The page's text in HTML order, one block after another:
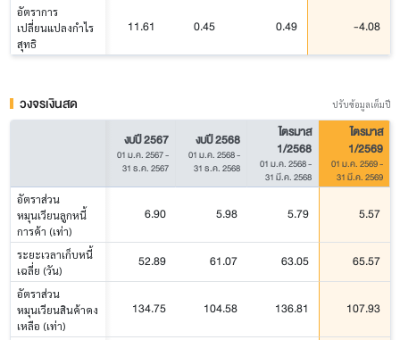
อัตราการ
เปลี่ยนแปลงกำไร
สุทธิ
11.61 0.45 0.49 -4.08
วงจรเงินสด ปรับข้อมูลเต็มปี
งบปี 2567
01 ม.ค. 2567-
31 ธ.ค. 2567
งบปี 2568
01 ม.ค. 2568-
31 ธ.ค. 2568
ไตรมาส
1/2568
01 ม.ค. 2568-
31 มี.ค. 2568
ไตรมาส
1/2569
01 ม.ค. 2569-
31 มี.ค. 2569
อัตราส่วน
หมุนเวียนลูกหนี้
การค้า (เท่า)
6.90 5.98 5.79 5.57
ระยะเวลาเก็บหนี้
เฉลี่ย (วัน)
52.89 61.07 63.05 65.57
อัตราส่วน
หมุนเวียนสินค้าคง
เหลือ (เท่า)
134.75 104.58 136.81 107.93